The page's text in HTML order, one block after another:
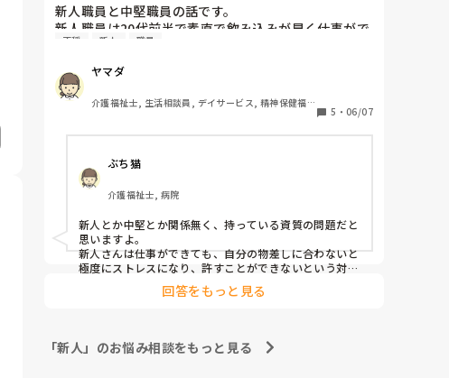
新人職員と中堅職員の話です。
新人職員は20代前半で素直で飲み込みが早く仕事がで
きる子です。中堅職員は50代で寡黙で真面目なのです
が、仕事ができません。ひとつの事しか出来ず業務が
立て込むとパニックになってしまいます。新人職員は
中堅職員の仕事が出来ない事に凄く嫌気が指している
ようで、泣くほど嫌なようです。仲良くしなくてもい
いのですが、あまり業務中に不穏にならないで欲しい
こういうケースはありますか？
不穏 新人 職員
ヤマダ
介護福祉士, 生活相談員, デイサービス, 精神保健福祉
5 ・ 06/07
ぶち猫
介護福祉士, 病院
新人とか中堅とか関係無く、持っている資質の問題だと
思いますよ。
新人さんは仕事ができても、自分の物差しに合わないと
極度にストレスになり、許すことができないという対人
援助職に最も必要なスキルに課題があります。
悲しくて泣く人と悔しくて泣く人のどちらがこの仕事に
いずれ利用者さんにも攻撃的になるか、自分は悪くない
と辞めてしまうかになると思います。
回答をもっと見る
「新人」のお悩み相談をもっと見る